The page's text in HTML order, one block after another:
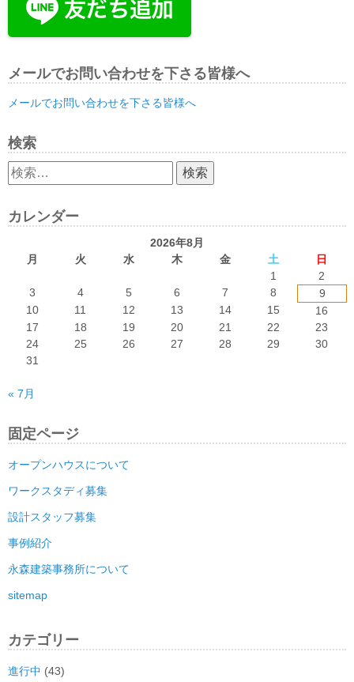
メールでお問い合わせを下さる皆様へ
メールでお問い合わせを下さる皆様へ
検索
検
索:
カレンダー
2026年8月
月
火 水 木 金 土
日
1
2
3
4 5 6 7 8
9
10
11 12 13 14 15
16
17
18 19 20 21 22
23
24
25 26 27 28 29
30
31
« 7月
固定ページ
オープンハウスについて
ワークスタディ募集
設計スタッフ募集
事例紹介
永森建築事務所について
sitemap
カテゴリー
進行中 (43)